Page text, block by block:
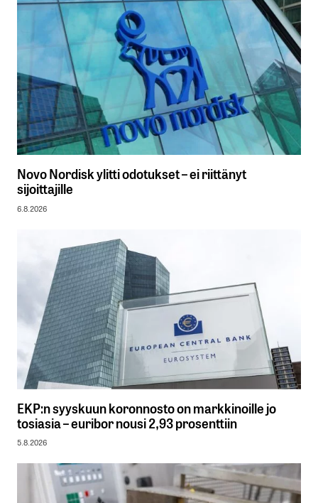
Novo Nordisk ylitti odotukset – ei riittänyt
sijoittajille
6.8.2026
EKP:n syyskuun koronnosto on markkinoille jo
tosiasia – euribor nousi 2,93 prosenttiin
5.8.2026